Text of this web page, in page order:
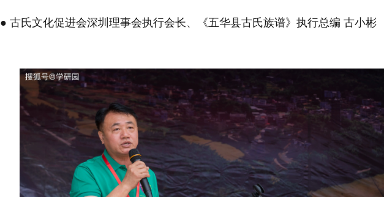
● 古氏文化促进会深圳理事会执行会长、《五华县古氏族谱》执行总编 古小彬